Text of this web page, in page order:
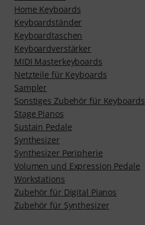
Home Keyboards
Keyboardständer
Keyboardtaschen
Keyboardverstärker
MIDI Masterkeyboards
Netzteile für Keyboards
Sampler
Sonstiges Zubehör für Keyboards
Stage Pianos
Sustain Pedale
Synthesizer
Synthesizer Peripherie
Volumen und Expression Pedale
Workstations
Zubehör für Digital Pianos
Zubehör für Synthesizer